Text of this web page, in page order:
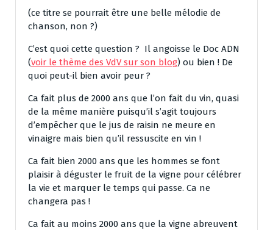
(ce titre se pourrait être une belle mélodie de
chanson, non ?)
C’est quoi cette question ? Il angoisse le Doc ADN
(voir le thème des VdV sur son blog) ou bien ! De
quoi peut-il bien avoir peur ?
Ca fait plus de 2000 ans que l’on fait du vin, quasi
de la même manière puisqu’il s’agit toujours
d’empêcher que le jus de raisin ne meure en
vinaigre mais bien qu’il ressuscite en vin !
Ca fait bien 2000 ans que les hommes se font
plaisir à déguster le fruit de la vigne pour célébrer
la vie et marquer le temps qui passe. Ca ne
changera pas !
Ca fait au moins 2000 ans que la vigne abreuvent